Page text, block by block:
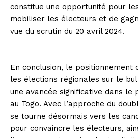
constitue une opportunité pour
mobiliser les électeurs et de
vue du scrutin du 20 avril 2024.
En conclusion, le positionnement
les élections régionales sur le
une avancée significative dans le
au Togo. Avec l’approche du
se tourne désormais vers les
pour convaincre les électeurs,